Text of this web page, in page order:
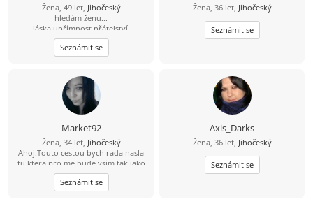
Žena, 49 let, Jihočeský
hledám ženu...
láska,upřímnost,přátelství.
Seznámit se
Žena, 36 let, Jihočeský
Seznámit se
Market92
Žena, 34 let, Jihočeský
Ahoj.Touto cestou bych rada nasla
tu,ktera pro me bude vsim tak jako
ja pro ni.. Najdu te?
Seznámit se
Axis_Darks
Žena, 36 let, Jihočeský
Seznámit se